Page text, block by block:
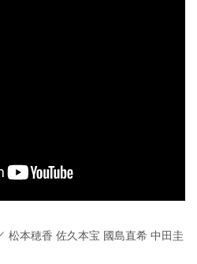
松本穂香 佐久本宝 國島直希 中田圭